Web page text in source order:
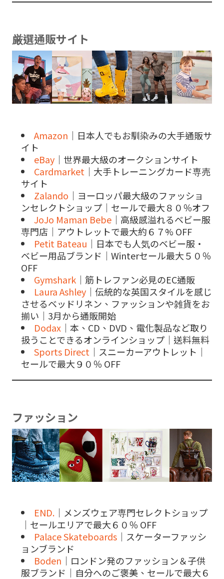
厳選通販サイト
Amazon ｜日本人でもお馴染みの大手通販サ
イト
eBay ｜世界最大級のオークションサイト
Cardmarket ｜大手トレーニングカード専売
サイト
Zalando ｜ヨーロッパ最大級のファッショ
ンセレクトショップ｜セールで最大８０％オフ
JoJo Maman Bebe ｜高級感溢れるベビー服
専門店｜アウトレットで最大約６７% OFF
Petit Bateau ｜日本でも人気のベビー服・
ベビー用品ブランド｜Winterセール最大５０％
OFF
Gymshark ｜筋トレファン必見のEC通販
Laura Ashley ｜伝統的な英国スタイルを感じ
させるベッドリネン、ファッションや雑貨をお
揃い｜3月から通販開始
Dodax ｜本、CD、DVD、電化製品など取り
扱うことできるオンラインショップ｜送料無料
Sports Direct ｜スニーカーアウトレット｜
セールで最大９０％ OFF
ファッション
END. ｜メンズウェア専門セレクトショップ
｜セールエリアで最大６０％ OFF
Palace Skateboards ｜スケーターファッシ
ョンブランド
Boden ｜ロンドン発のファッション＆子供
服ブランド｜自分へのご褒美、セールで最大６